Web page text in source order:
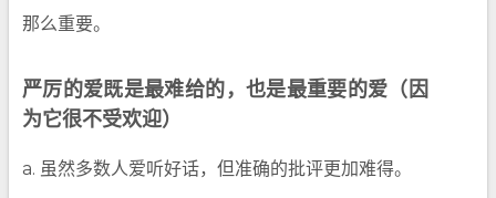
那么重要。
严厉的爱既是最难给的，也是最重要的爱（因
为它很不受欢迎）
a. 虽然多数人爱听好话，但准确的批评更加难得。